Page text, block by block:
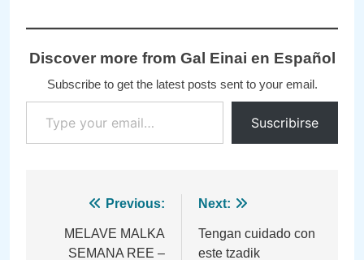
Discover more from Gal Einai en Español
Subscribe to get the latest posts sent to your email.
Type your email…
Suscribirse
Navegación
Previous:
MELAVE MALKA
SEMANA REE –
Next:
Tengan cuidado con
este tzadik